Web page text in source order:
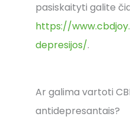
pasiskaityti galite
https://
depresijos/.
Ar galima vartoti
antidepresantais?